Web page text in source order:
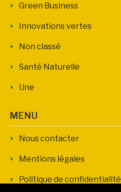
Green Business
Innovations vertes
Non classé
Santé Naturelle
Une
MENU
Nous contacter
Mentions légales
Politique de confidentialité